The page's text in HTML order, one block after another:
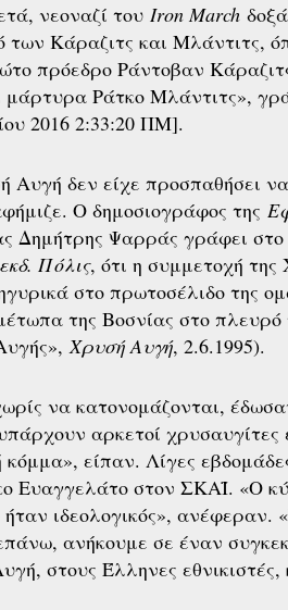
νεοναζί του Iron March
Κάραζιτς και Μλάντιτς,
πρόεδρο Ράντοβαν
Ράτκο Μλάντιτς»,
2016 2:33:20 ΠΜ].
δεν είχε προσπαθήσει
Ο δημοσιογράφος της
Δημήτρης Ψαρράς γράφει στο
Πόλις, ότι η συμμετοχή
στο πρωτοσέλιδο της
της Βοσνίας στο
Χρυσή Αυγή, 2.6.1995).
να κατονομάζονται,
αρκετοί χρυσαυγίτες
είπαν. Λίγες
Ευαγγελάτο στον ΣΚΑΪ. «Ο
ιδεολογικός», ανέφεραν.
ανήκουμε σε έναν
στους Έλληνες εθνικιστές,